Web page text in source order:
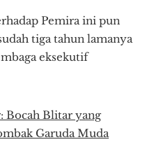
Pemira ini pun
tiga tahun lamanya
eksekutif
Bocah Blitar yang
Garuda Muda